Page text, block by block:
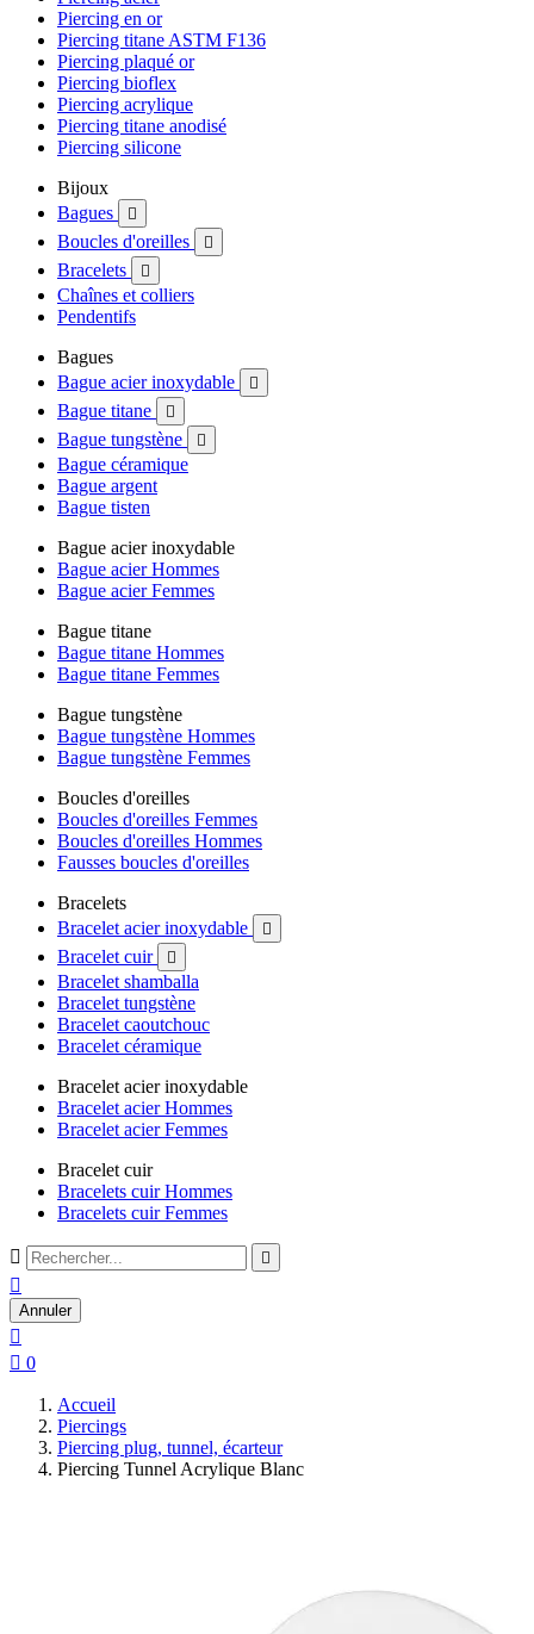
Piercing en or
Piercing titane ASTM F136
Piercing plaqué or
Piercing bioflex
Piercing acrylique
Piercing titane anodisé
Piercing silicone
Bijoux
Bagues

Boucles d'oreilles 
Bracelets 
Chaînes et colliers
Pendentifs
Bagues
Bague acier inoxydable

Bague titane 
Bague tungstène 
Bague céramique
Bague argent
Bague tisten
Bague acier inoxydable
Bague acier Hommes
Bague acier Femmes
Bague titane
Bague titane Hommes
Bague titane Femmes
Bague tungstène
Bague tungstène Hommes
Bague tungstène Femmes
Boucles d'oreilles
Boucles d'oreilles Femmes
Boucles d'oreilles Hommes
Fausses boucles d'oreilles
Bracelets
Bracelet acier inoxydable

Bracelet cuir 
Bracelet shamballa
Bracelet tungstène
Bracelet caoutchouc
Bracelet céramique
Bracelet acier inoxydable
Bracelet acier Hommes
Bracelet acier Femmes
Bracelet cuir
Bracelets cuir Hommes
Bracelets cuir Femmes
 

Annuler

 0
Accueil
Piercings
Piercing plug, tunnel, écarteur
Piercing Tunnel Acrylique Blanc